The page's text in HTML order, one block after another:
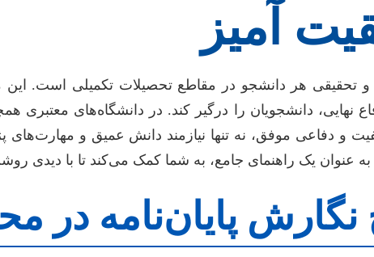
آمیز
و تحقیقی هر دانشجو در مقاطع تحصیلات تکمیلی است.
نهایی، دانشجویان را درگیر کند. در دانشگاه‌های معتبری
و دفاعی موفق، نه تنها نیازمند دانش عمیق و
یک راهنمای جامع، به شما کمک می‌کند تا با دیدی
پایان‌نامه در